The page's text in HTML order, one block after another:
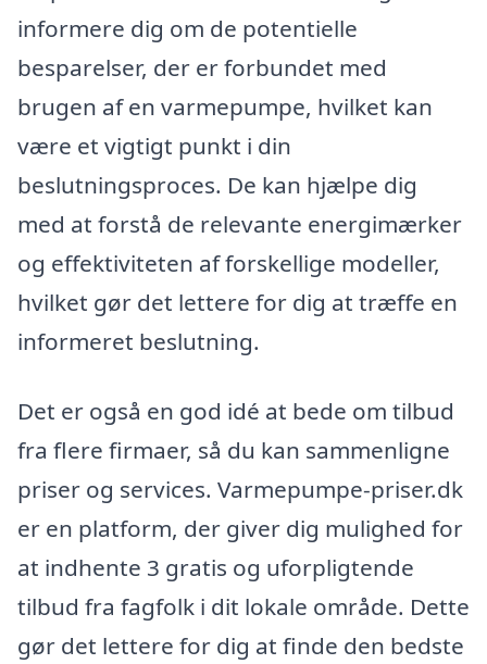
informere dig om de potentielle
besparelser, der er forbundet med
brugen af en varmepumpe, hvilket kan
være et vigtigt punkt i din
beslutningsproces. De kan hjælpe dig
med at forstå de relevante energimærker
og effektiviteten af forskellige modeller,
hvilket gør det lettere for dig at træffe en
informeret beslutning.
Det er også en god idé at bede om tilbud
fra flere firmaer, så du kan sammenligne
priser og services. Varmepumpe-priser.dk
er en platform, der giver dig mulighed for
at indhente 3 gratis og uforpligtende
tilbud fra fagfolk i dit lokale område. Dette
gør det lettere for dig at finde den bedste